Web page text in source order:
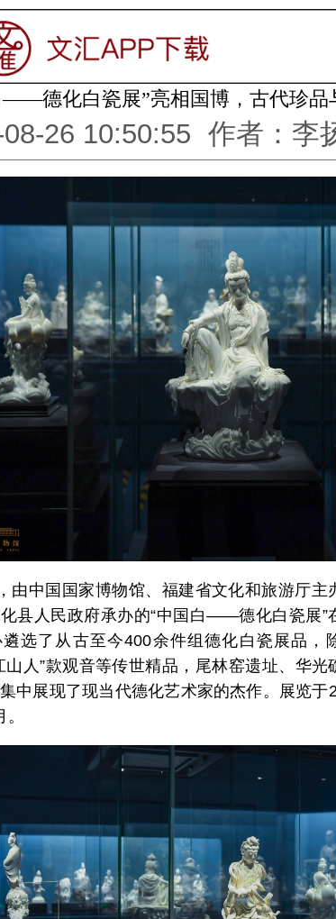
——德化白瓷展”亮相国博，古代珍品
26 10:50:55 作者：李
由中国国家博物馆、福建省文化和旅游厅主
县人民政府承办的“中国白——德化白瓷展”
选了从古至今400余件组德化白瓷展品，
山人”款观音等传世精品，尾林窑遗址、华
中展现了现当代德化艺术家的杰作。展览于